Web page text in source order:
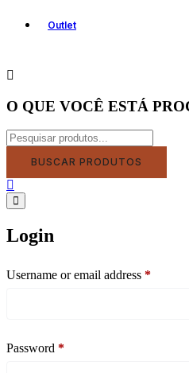
Outlet
O QUE VOCÊ ESTÁ
BUSCAR PRODUTOS
Login
Username or email address *
Password *